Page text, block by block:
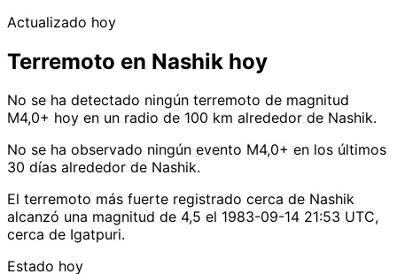
Actualizado hoy
Terremoto en Nashik hoy
No se ha detectado ningún terremoto de magnitud
M4,0+ hoy en un radio de 100 km alrededor de Nashik.
No se ha observado ningún evento M4,0+ en los últimos
30 días alrededor de Nashik.
El terremoto más fuerte registrado cerca de Nashik
alcanzó una magnitud de 4,5 el 1983-09-14 21:53 UTC,
cerca de Igatpuri.
Estado hoy